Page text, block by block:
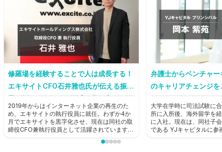
修羅場を経験することで人は成長する！
エキサイトCFO石井雅也氏が伝える振り
子に例えたキャリア形成の考え方とは？
【前編】
2019年からはインターネット企業の再生のた
め、エキサイトの執行役員に就任。わずか4か
月でエキサイトを黒字化させ、現在は同社の取
締役CFO兼執行役員として活躍されています。
弁護士からベンチャ
のキャリアチェンジを
大学在学時に司法試験に
所に入所後、海外留学を
に入社。現在は、同社子
である YJキャピタルに参